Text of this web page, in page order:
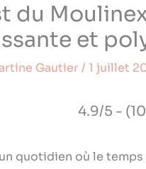
du
et
Gautier / 1 juillet
4.9/5 -
quotidien où le